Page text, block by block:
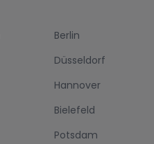
Berlin
Düsseldorf
Hannover
Bielefeld
Potsdam